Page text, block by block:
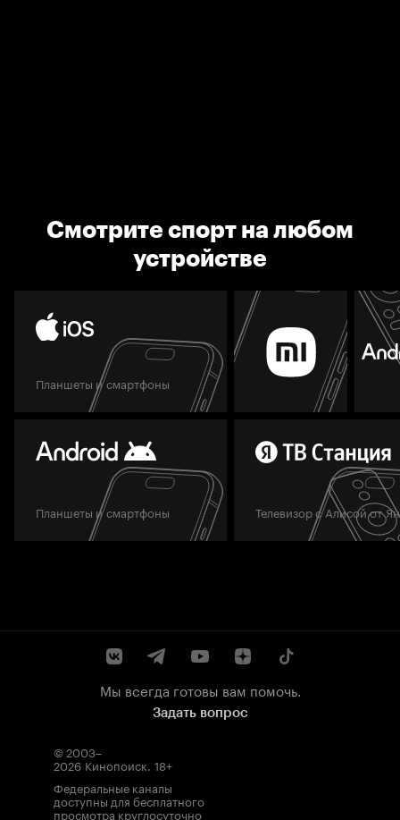
Смотрите спорт на любом
устройстве
Планшеты и смартфоны
Планшеты и смартфоны Телевизор с Алисой от
Мы всегда готовы вам помочь.
Задать вопрос
© 2003–
2026 Кинопоиск. 18+
Федеральные каналы
доступны для бесплатного
просмотра круглосуточно